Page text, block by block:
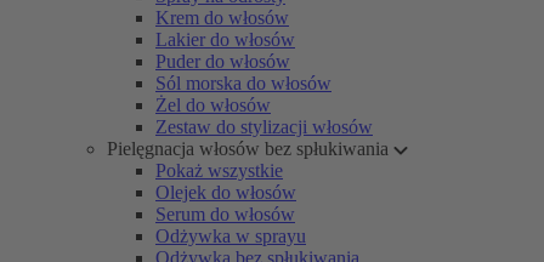
Krem do włosów
Lakier do włosów
Puder do włosów
Sól morska do włosów
Żel do włosów
Zestaw do stylizacji włosów
Pielęgnacja włosów bez spłukiwania
Pokaż wszystkie
Olejek do włosów
Serum do włosów
Odżywka w sprayu
Odżywka bez spłukiwania